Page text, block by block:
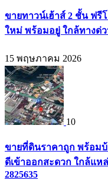
ขายทาวน์เฮ้าส์ 2 ชั้น ฟรี
ใหม่ พร้อมอยู่ ใกล้ทางด่ว
15 พฤษภาคม 2026
10
ขายที่ดินราคาถูก พร้อมบ้
ดีเข้าออกสะดวก ใกล้แ
2825635